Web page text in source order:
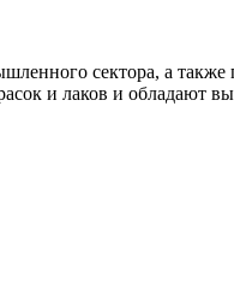
сектора, а
и лаков и обладают